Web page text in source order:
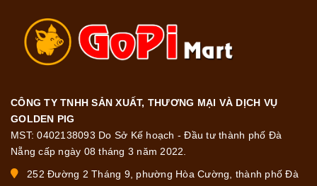
CÔNG TY TNHH SẢN XUẤT, THƯƠNG MẠI VÀ DỊCH VỤ
GOLDEN PIG
MST: 0402138093 Do Sở Kế hoạch - Đầu tư thành phố Đà
Nẵng cấp ngày 08 tháng 3 năm 2022.
252 Đường 2 Tháng 9, phường Hòa Cường, thành phố Đà